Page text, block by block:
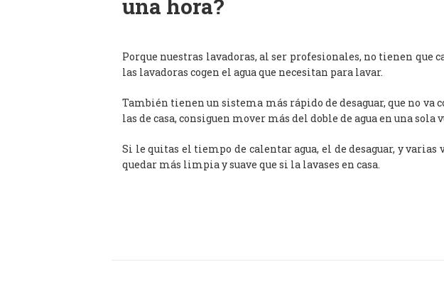
una hora?
Porque nuestras lavadoras, al ser profesionales, no tienen que
las lavadoras cogen el agua que necesitan para lavar.
También tienen un sistema más rápido de desaguar, que no va
las de casa, consiguen mover más del doble de agua en una
Si le quitas el tiempo de calentar agua, el de desaguar, y
quedar más limpia y suave que si la lavases en casa.